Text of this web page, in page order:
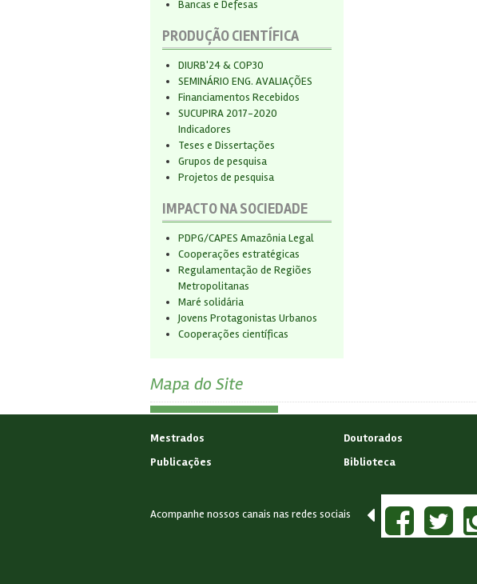
Bancas e Defesas
PRODUÇÃO CIENTÍFICA
DIURB'24 & COP30
SEMINÁRIO ENG. AVALIAÇÕES
Financiamentos Recebidos
SUCUPIRA 2017-2020
Indicadores
Teses e Dissertações
Grupos de pesquisa
Projetos de pesquisa
IMPACTO NA SOCIEDADE
PDPG/CAPES Amazônia Legal
Cooperações estratégicas
Regulamentação de Regiões
Metropolitanas
Maré solidária
Jovens Protagonistas Urbanos
Cooperações científicas
Mapa do Site
Mestrados Doutorados
Publicações
Biblioteca
Acompanhe nossos canais nas redes sociais